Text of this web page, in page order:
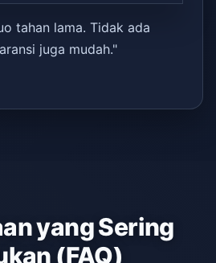
tahan lama. Tidak ada
juga mudah."
yang Sering
(FAQ)